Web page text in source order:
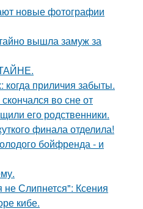
новые фотографии
вышла замуж за
приличия забыты.
во сне от
его родственники.
финала отделила!
бойфренда - и
Слипнется": Ксения
кибе.